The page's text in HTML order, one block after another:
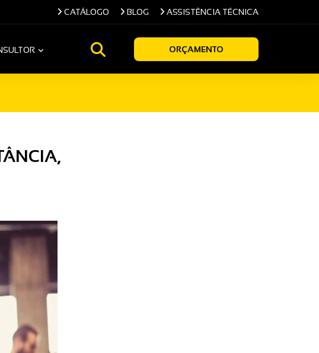
CATÁLOGO BLOG ASSISTÊNCIA TÉCNICA
ORÇAMENTO